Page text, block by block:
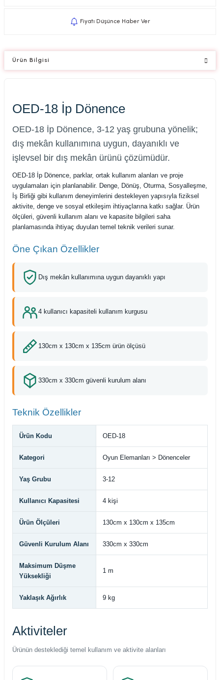
Fiyatı Düşünce Haber Ver
Ürün Bilgisi
OED-18 İp Dönence
OED-18 İp Dönence, 3-12 yaş grubuna yönelik;
dış mekân kullanımına uygun, dayanıklı ve
işlevsel bir dış mekân ürünü çözümüdür.
OED-18 İp Dönence, parklar, ortak kullanım alanları ve proje
uygulamaları için planlanabilir. Denge, Dönüş, Oturma, Sosyalleşme,
İş Birliği gibi kullanım deneyimlerini destekleyen yapısıyla fiziksel
aktivite, denge ve sosyal etkileşim ihtiyaçlarına katkı sağlar. Ürün
ölçüleri, güvenli kullanım alanı ve kapasite bilgileri saha
planlamasında ihtiyaç duyulan temel teknik verileri sunar.
Öne Çıkan Özellikler
Dış mekân kullanımına uygun dayanıklı yapı
4 kullanıcı kapasiteli kullanım kurgusu
130cm x 130cm x 135cm ürün ölçüsü
330cm x 330cm güvenli kurulum alanı
Teknik Özellikler
Ürün Kodu OED-18
Kategori Oyun Elemanları > Dönenceler
Yaş Grubu 3-12
Kullanıcı Kapasitesi 4 kişi
Ürün Ölçüleri 130cm x 130cm x 135cm
Güvenli Kurulum Alanı 330cm x 330cm
Maksimum Düşme
Yüksekliği
1 m
Yaklaşık Ağırlık 9 kg
Aktiviteler
Ürünün desteklediği temel kullanım ve aktivite alanları